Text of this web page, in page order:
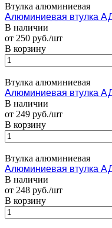
Втулка алюминиевая
Алюминиевая втулка
В наличии
от 250 руб./шт
В корзину
Втулка алюминиевая
Алюминиевая втулка
В наличии
от 249 руб./шт
В корзину
Втулка алюминиевая
Алюминиевая втулка
В наличии
от 248 руб./шт
В корзину